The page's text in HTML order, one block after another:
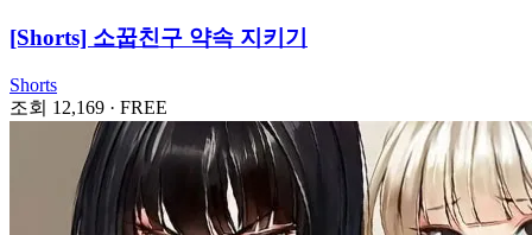
[Shorts] 소꿉친구 약속 지키기
Shorts
조회 12,169 · FREE